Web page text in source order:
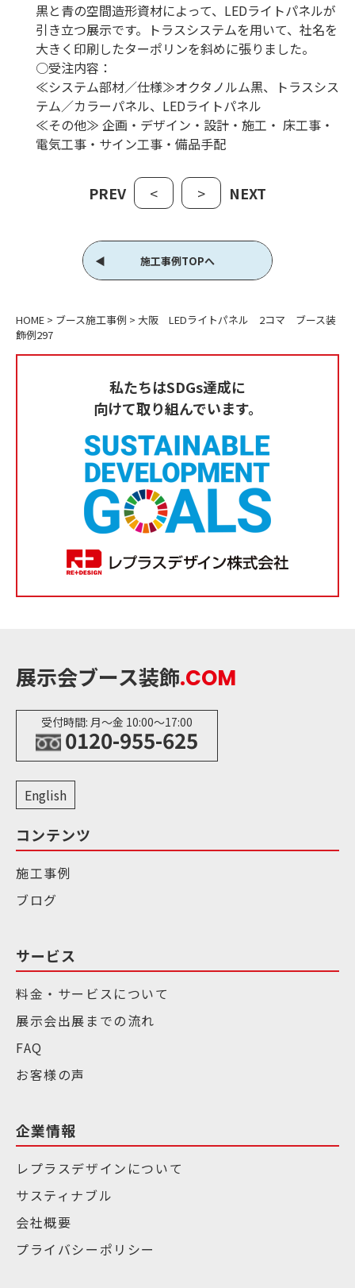
黒と青の空間造形資材によって、LEDライトパネルが
引き立つ展示です。トラスシステムを用いて、社名を
大きく印刷したターポリンを斜めに張りました。
○受注内容：
≪システム部材／仕様≫オクタノルム黒、トラスシス
テム／カラーパネル、LEDライトパネル
≪その他≫ 企画・デザイン・設計・施工・ 床工事・
電気工事・サイン工事・備品手配
PREV < > NEXT
施工事例TOPへ
HOME > ブース施工事例 > 大阪 LEDライトパネル 2コマ ブース装
飾例297
私たちはSDGs達成に
向けて取り組んでいます。
展示会ブース装飾.COM
受付時間: 月〜金 10:00〜17:00
0120-955-625
English
コンテンツ
施工事例
ブログ
サービス
料金・サービスについて
展示会出展までの流れ
FAQ
お客様の声
企業情報
レプラスデザインについて
サスティナブル
会社概要
プライバシーポリシー